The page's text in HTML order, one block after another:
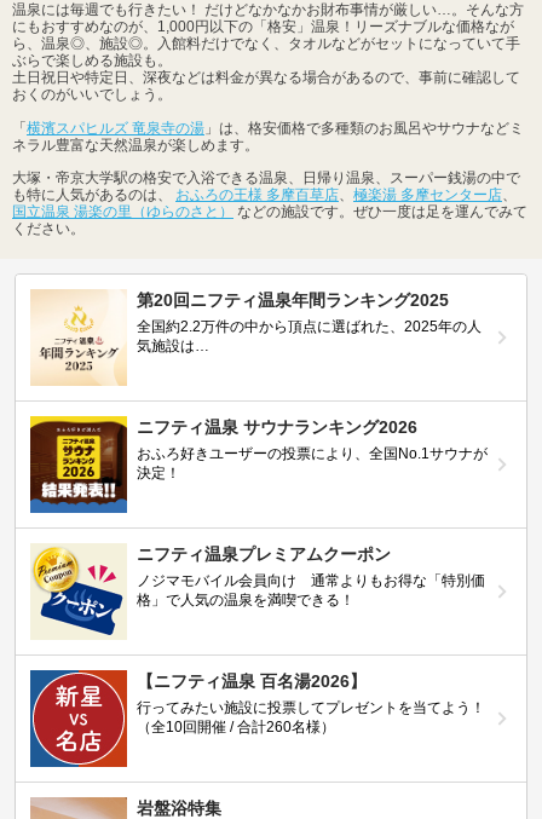
温泉には毎週でも行きたい！ だけどなかなかお財布事情が厳しい…。そんな方
にもおすすめなのが、1,000円以下の「格安」温泉！リーズナブルな価格なが
ら、温泉◎、施設◎。入館料だけでなく、タオルなどがセットになっていて手
ぶらで楽しめる施設も。
土日祝日や特定日、深夜などは料金が異なる場合があるので、事前に確認して
おくのがいいでしょう。
「 横濱スパヒルズ 竜泉寺の湯 」は、格安価格で多種類のお風呂やサウナなどミ
ネラル豊富な天然温泉が楽しめます。
大塚・帝京大学駅の格安で入浴できる温泉、日帰り温泉、スーパー銭湯の中で
も特に人気があるのは、 おふろの王様 多摩百草店、 極楽湯 多摩センター店、
国立温泉 湯楽の里（ゆらのさと）
などの施設です。ぜひ一度は足を運んでみて
ください。
第20回ニフティ温泉年間ランキング2025
全国約2.2万件の中から頂点に選ばれた、2025年の人
気施設は…
ニフティ温泉 サウナランキング2026
おふろ好きユーザーの投票により、全国No.1サウナが
決定！
ニフティ温泉プレミアムクーポン
ノジマモバイル会員向け 通常よりもお得な「特別価
格」で人気の温泉を満喫できる！
【ニフティ温泉 百名湯2026】
行ってみたい施設に投票してプレゼントを当てよう！
（全10回開催 / 合計260名様）
岩盤浴特集